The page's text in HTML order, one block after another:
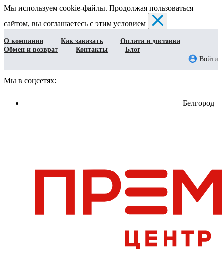
Мы используем cookie-файлы. Продолжая пользоваться
сайтом, вы соглашаетесь с этим условием
О компании Как заказать
Оплата и доставка
Обмен и возврат
Контакты
Блог
Войти
Мы в соцсетях:
Белгород